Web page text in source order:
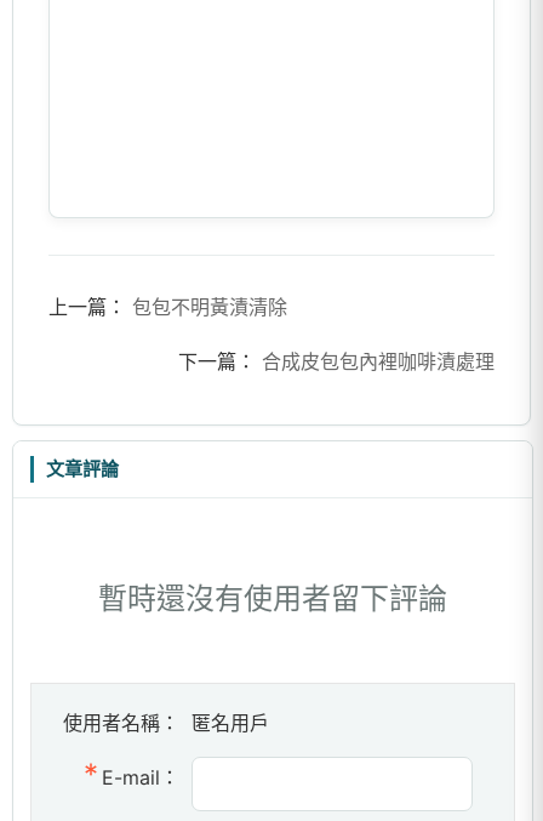
上一篇： 包包不明黃漬清除
下一篇： 合成皮包包內裡咖啡漬處理
文章評論
暫時還沒有使用者留下評論
使用者名稱： 匿名用戶
E-mail：